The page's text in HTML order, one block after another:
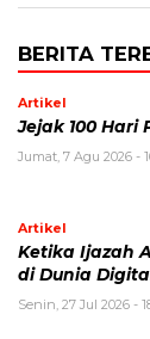
BERITA
Artikel
Jejak 100 Hari
Jumat, 7 Agu 2026 -
Artikel
Ketika Ijazah
di Dunia
Senin, 27 Jul 2026 -